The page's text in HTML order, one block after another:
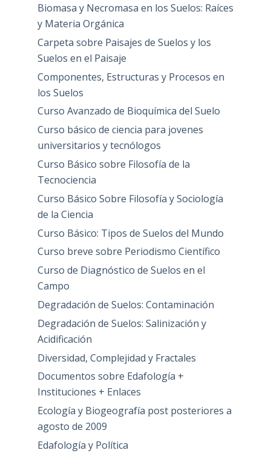
Biomasa y Necromasa en los Suelos: Raíces
y Materia Orgánica
Carpeta sobre Paisajes de Suelos y los
Suelos en el Paisaje
Componentes, Estructuras y Procesos en
los Suelos
Curso Avanzado de Bioquímica del Suelo
Curso básico de ciencia para jovenes
universitarios y tecnólogos
Curso Básico sobre Filosofía de la
Tecnociencia
Curso Básico Sobre Filosofía y Sociología
de la Ciencia
Curso Básico: Tipos de Suelos del Mundo
Curso breve sobre Periodismo Científico
Curso de Diagnóstico de Suelos en el
Campo
Degradación de Suelos: Contaminación
Degradación de Suelos: Salinización y
Acidificación
Diversidad, Complejidad y Fractales
Documentos sobre Edafología +
Instituciones + Enlaces
Ecología y Biogeografía post posteriores a
agosto de 2009
Edafología y Política